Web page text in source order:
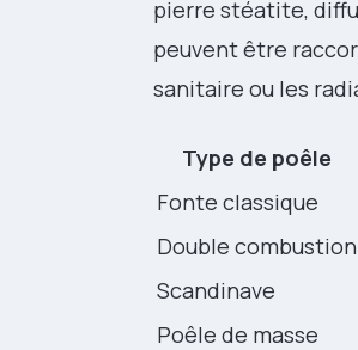
pierre stéatite,
peuvent être
sanitaire ou les
Type de poêle
Fonte classique
Double combustion
Scandinave
Poêle de masse